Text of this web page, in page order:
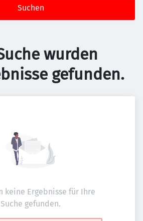
Suchen
wurden
gefunden.
keine Ergebnisse für Ihre
Suche gefunden.